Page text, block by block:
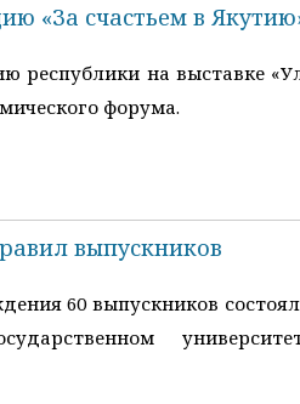
«За счастьем в
республики на выставке
форума.
выпускников
60 выпускников